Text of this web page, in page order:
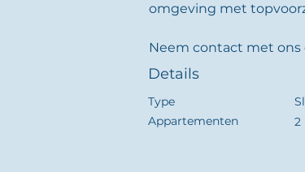
omgeving met
Neem contact met ons
Details
Type
Appartementen
2